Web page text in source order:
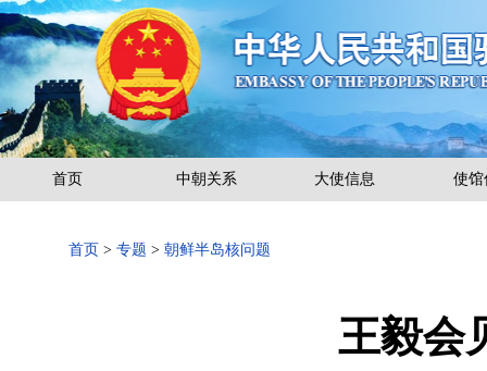
首页 中朝关系 大使信息 使馆
首页 > 专题 > 朝鲜半岛核问题
王毅会